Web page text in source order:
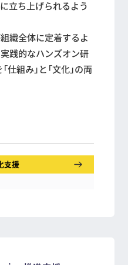
立ち上げられるよう
織全体に定着するよ
践的なハンズオン研
組み」と「文化」の両
支援